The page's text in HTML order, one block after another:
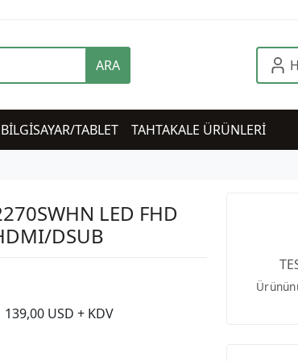
ARA
BİLGİSAYAR/TABLET TAHTAKALE ÜRÜNLERİ
LED FHD
DSUB
139,00 USD + KDV